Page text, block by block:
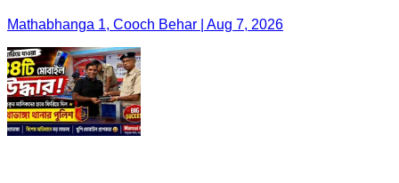
Mathabhanga 1, Cooch Behar | Aug 7, 2026